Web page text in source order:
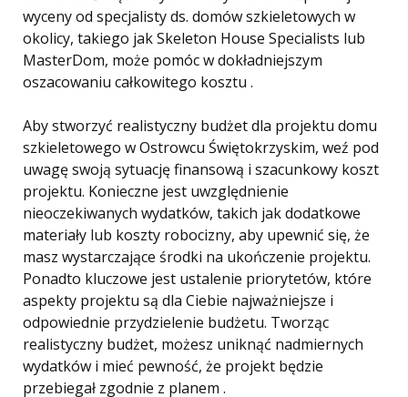
wyceny od specjalisty ds. domów szkieletowych w
okolicy, takiego jak Skeleton House Specialists lub
MasterDom, może pomóc w dokładniejszym
oszacowaniu całkowitego kosztu .
Aby stworzyć realistyczny budżet dla projektu domu
szkieletowego w Ostrowcu Świętokrzyskim, weź pod
uwagę swoją sytuację finansową i szacunkowy koszt
projektu. Konieczne jest uwzględnienie
nieoczekiwanych wydatków, takich jak dodatkowe
materiały lub koszty robocizny, aby upewnić się, że
masz wystarczające środki na ukończenie projektu.
Ponadto kluczowe jest ustalenie priorytetów, które
aspekty projektu są dla Ciebie najważniejsze i
odpowiednie przydzielenie budżetu. Tworząc
realistyczny budżet, możesz uniknąć nadmiernych
wydatków i mieć pewność, że projekt będzie
przebiegał zgodnie z planem .